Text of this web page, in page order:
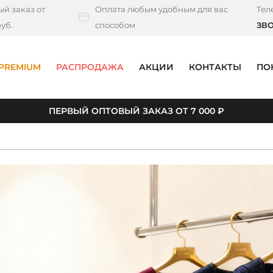
заказ от
Оплата любым удобным для вас
способом
РАСПРОДАЖА АКЦИИ КОНТАКТЫ
ПЕРВЫЙ ОПТОВЫЙ ЗАКАЗ ОТ 7 000 ₽